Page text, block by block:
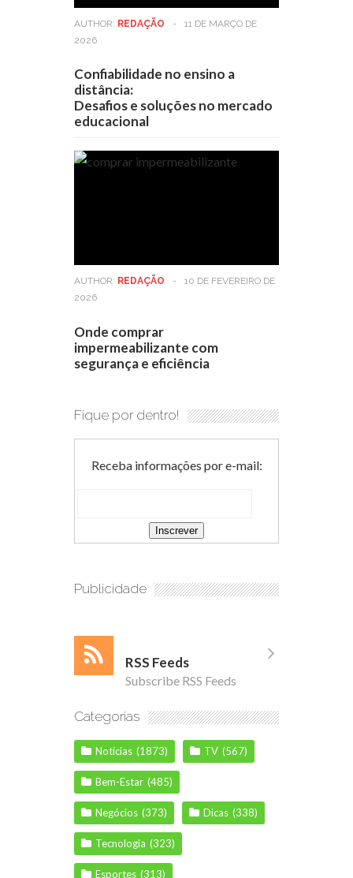
AUTHOR: REDAÇÃO -
11 DE MARÇO DE
2026
Confiabilidade no ensino a
distância:
Desafios e soluções no mercado
educacional
AUTHOR: REDAÇÃO -
10 DE FEVEREIRO DE
2026
Onde comprar
impermeabilizante com
segurança e eficiência
Fique por dentro!
Receba informações por e-mail:
Publicidade
RSS Feeds
Subscribe RSS Feeds
Categorias
Notícias (1873) TV (567)
Bem-Estar (485)
Negócios (373) Dicas (338)
Tecnologia (323)
Esportes (313)